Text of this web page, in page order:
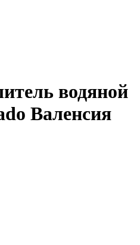
водяной
Валенсия